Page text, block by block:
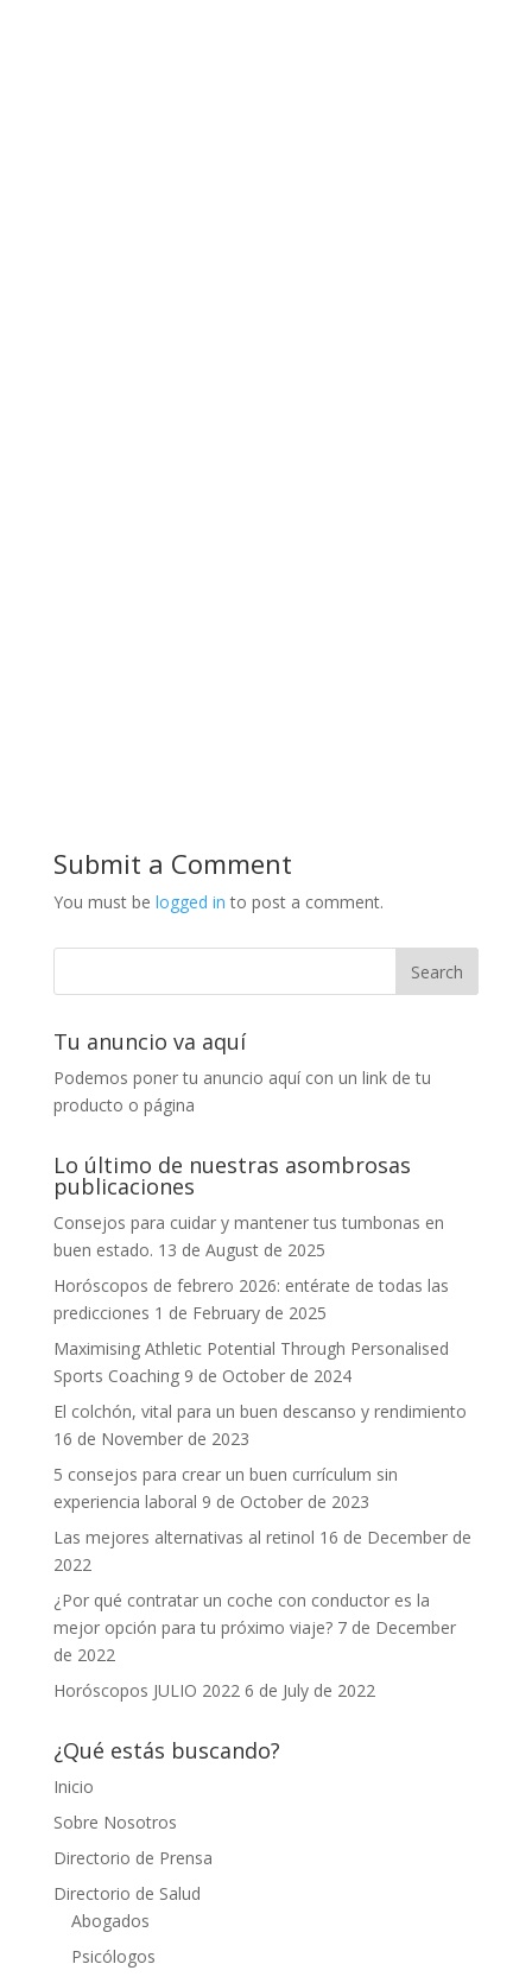
Submit a Comment
You must be logged in to post a comment.
Tu anuncio va aquí
Podemos poner tu anuncio aquí con un link de tu
producto o página
Lo último de nuestras asombrosas
publicaciones
Consejos para cuidar y mantener tus tumbonas en
buen estado. 13 de August de 2025
Horóscopos de febrero 2026: entérate de todas las
predicciones 1 de February de 2025
Maximising Athletic Potential Through Personalised
Sports Coaching 9 de October de 2024
El colchón, vital para un buen descanso y rendimiento
16 de November de 2023
5 consejos para crear un buen currículum sin
experiencia laboral 9 de October de 2023
Las mejores alternativas al retinol 16 de December de
2022
¿Por qué contratar un coche con conductor es la
mejor opción para tu próximo viaje? 7 de December
de 2022
Horóscopos JULIO 2022 6 de July de 2022
¿Qué estás buscando?
Inicio
Sobre Nosotros
Directorio de Prensa
Directorio de Salud
Abogados
Psicólogos